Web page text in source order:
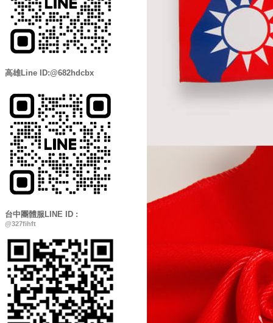
高雄Line ID:@682hdcbx
台中團體服LINE ID :
@327fihft